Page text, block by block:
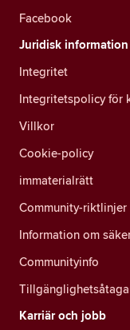
Facebook
Juridisk information
Integritet
Integritetspolicy för
Villkor
Cookie-policy
immaterialrätt
Community-riktlinjer
Information om
Communityinfo
Karriär och jobb